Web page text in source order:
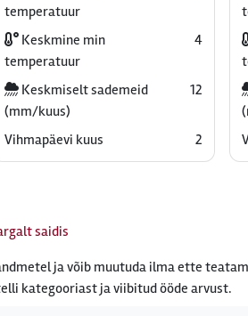
temperatuur
Keskmine min
temperatuur
4
Keskmiselt sademeid
(mm/kuus)
12
Vihmapäevi kuus 2
saidis
ja võib muutuda ilma ette
kategooriast ja viibitud ööde arvust.